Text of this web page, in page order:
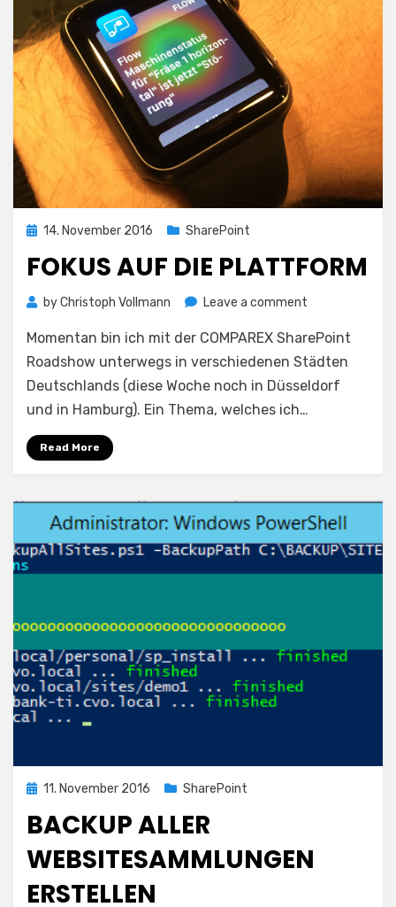
Posted
14. November 2016 SharePoint
FOKUS AUF DIE PLATTFORM
byChristoph Vollmann Leave a comment
auf
die
Plattform
Momentan bin ich mit der COMPAREX SharePoint
Roadshow unterwegs in verschiedenen Städten
Deutschlands (diese Woche noch in Düsseldorf
und in Hamburg). Ein Thema, welches ich…
Read More
Posted
11. November 2016 SharePoint
BACKUP ALLER
WEBSITESAMMLUNGEN
ERSTELLEN